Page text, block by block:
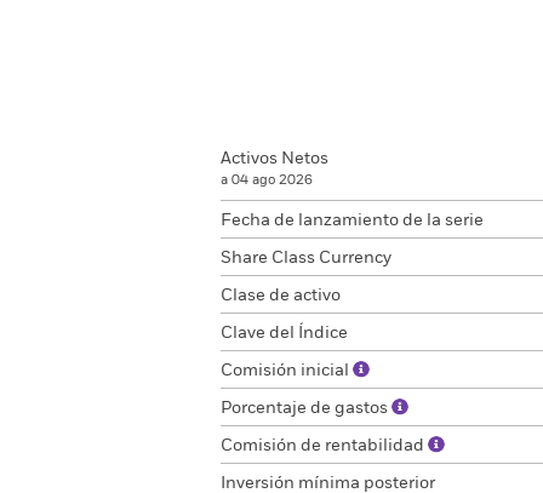
Activos Netos
a 04 ago 2026
Fecha de lanzamiento de la serie
Share Class Currency
Clase de activo
Clave del Índice
Comisión inicial
Porcentaje de gastos
Comisión de rentabilidad
Inversión mínima posterior